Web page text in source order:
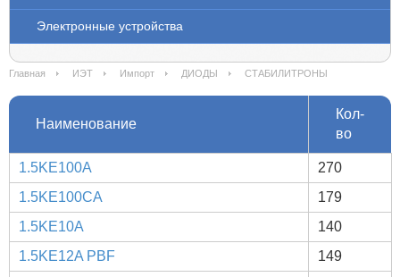
Электронные устройства
Главная ИЭТ Импорт ДИОДЫ СТАБИЛИТРОНЫ
Наименование
Кол-
во
1.5KE100A
270
1.5KE100CA
179
1.5KE10A
140
1.5KE12A PBF
149